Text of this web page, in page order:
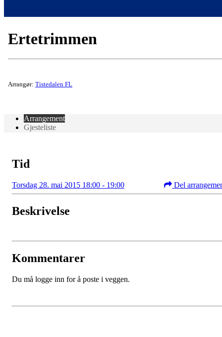
Ertetrimmen
Arrangør: Tistedalen FL
Arrangement
Gjesteliste
Tid
Torsdag 28. mai 2015 18:00 - 19:00 Del
Beskrivelse
Kommentarer
Du må logge inn for å poste i veggen.